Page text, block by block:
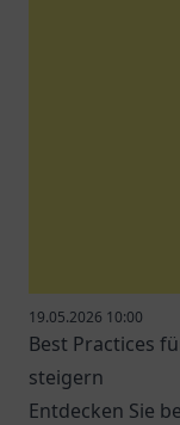
19.05.2026 10:00
Best Practices
steigern
Entdecken Sie